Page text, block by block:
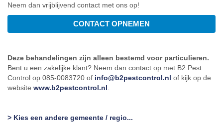
Neem dan vrijblijvend contact met ons op!
Deze behandelingen zijn alleen bestemd voor particulieren.
Bent u een zakelijke klant? Neem dan contact op met B2 Pest
Control op 085-0083720 of info@b2pestcontrol.nl of kijk op de
website www.b2pestcontrol.nl.
> Kies een andere gemeente / regio...